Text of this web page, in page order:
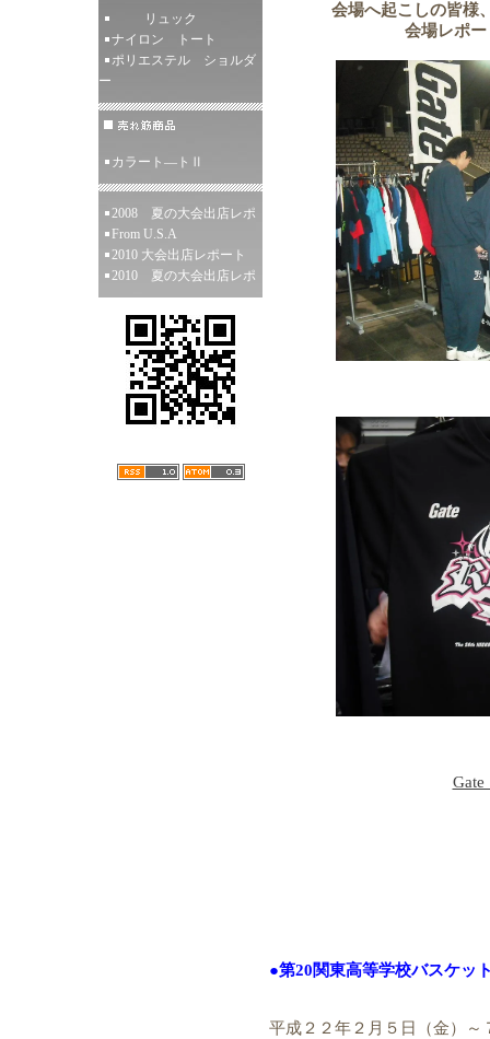
リュック
ナイロン トート
ポリエステル ショルダ
ー
カラート―トⅡ
2008 夏の大会出店レポ
From U.S.A
2010 大会出店レポート
2010 夏の大会出店レポ
会場へ起こしの皆様
会場レポ
●第20関東高等学校バスケッ
平成２２年２月５日（金）～